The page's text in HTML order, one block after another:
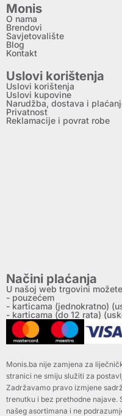
Monis
O nama
Brendovi
Savjetovalište
Blog
Kontakt
Uslovi korištenja
Uslovi korištenja
Uslovi kupovine
Narudžba, dostava i
Privatnost
Reklamacije i povrat robe
Načini plaćanja
U našoj web trgovini
- pouzećem
- karticama (jednokratno)
- karticama (do 12 rata)
Monis.ba nije zamjena za
stranici ne smiju služiti za
Zadržavamo pravo izmjene
trenutku i bez prethodne najave.
našeg asortimana i ne